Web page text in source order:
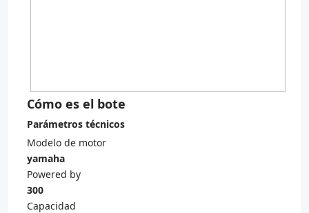
Cómo es el bote
Parámetros técnicos
Modelo de motor
yamaha
Powered by
300
Capacidad